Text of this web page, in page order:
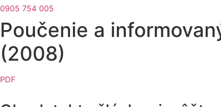
0905 754 005
Poučenie a
(2008)
PDF